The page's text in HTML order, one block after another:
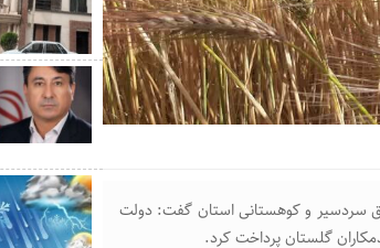
سردسیر و کوهستانی استان گفت: دولت